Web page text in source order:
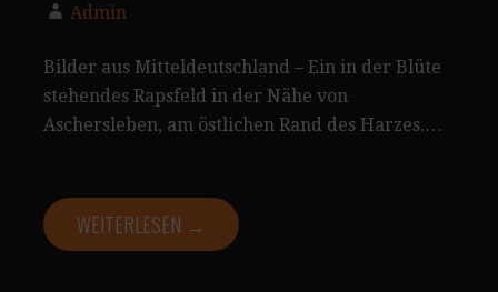
Admin
Bilder aus Mitteldeutschland – Ein in der Blüte
stehendes Rapsfeld in der Nähe von
Aschersleben, am östlichen Rand des Harzes.…
WEITERLESEN →